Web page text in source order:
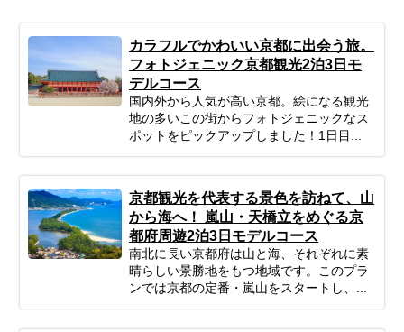
カラフルでかわいい京都に出会う旅。
フォトジェニック京都観光2泊3日モ
デルコース
国内外から人気が高い京都。絵になる観光
地の多いこの街からフォトジェニックなス
ポットをピックアップしました！1日目...
京都観光を代表する景色を訪ねて、山
から海へ！ 嵐山・天橋立をめぐる京
都府周遊2泊3日モデルコース
南北に長い京都府は山と海、それぞれに素
晴らしい景勝地をもつ地域です。このプラ
ンでは京都の定番・嵐山をスタートし、...